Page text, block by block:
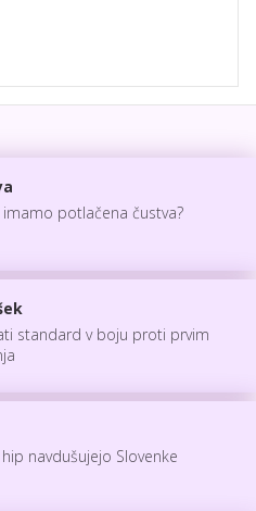
imamo potlačena čustva?
standard v boju proti prvim
navdušujejo Slovenke